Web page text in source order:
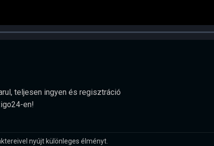
teljesen ingyen és regisztráció
en!
nyújt különleges élményt.